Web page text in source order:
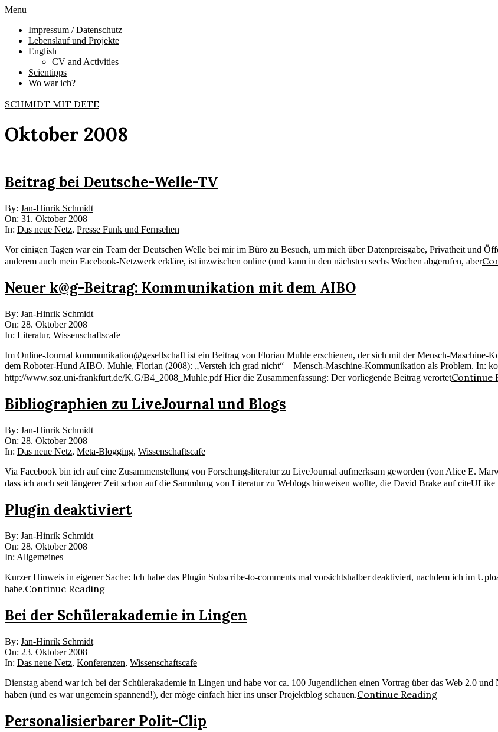
Skip
content
Primary
Menu
Menu
Impressum / Datenschutz
Lebenslauf und Projekte
English
CV and Activities
Scientipps
Wo war ich?
SCHMIDT MIT DETE
Oktober 2008
Beitrag bei Deutsche-Welle-TV
2008-
10-
31
By: Jan-Hinrik Schmidt
On: 31. Oktober 2008
In: Das neue Netz, Presse Funk und Fernsehen
Vor einigen Tagen war ein Team der Deutschen Welle bei mir im Büro zu Besuch, um mich über Datenpreisgabe, Privatheit und
anderem auch mein Facebook-Netzwerk erkläre, ist inzwischen online (und kann in den nächsten sechs Wochen abgerufen, aber
Neuer k@g-Beitrag: Kommunikation mit dem AIBO
2008-
10-
28
By: Jan-Hinrik Schmidt
On: 28. Oktober 2008
In: Literatur, Wissenschaftscafe
Im Online-Journal kommunikation@gesellschaft ist ein Beitrag von Florian Muhle erschienen, der sich mit der Mensch-Maschine-
dem Roboter-Hund AIBO. Muhle, Florian (2008): „Versteh ich grad nicht“ – Mensch-Maschine-Kommunikation als Problem. In:
http://www.soz.uni-frankfurt.de/K.G/B4_2008_Muhle.pdf Hier die Zusammenfassung: Der vorliegende Beitrag verortetContinue
Bibliographien zu LiveJournal und Blogs
2008-
10-
28
By: Jan-Hinrik Schmidt
On: 28. Oktober 2008
In: Das neue Netz, Meta-Blogging, Wissenschaftscafe
Via Facebook bin ich auf eine Zusammenstellung von Forschungsliteratur zu LiveJournal aufmerksam geworden (von Alice E.
dass ich auch seit längerer Zeit schon auf die Sammlung von Literatur zu Weblogs hinweisen wollte, die David Brake auf
Plugin deaktiviert
2008-
10-
28
By: Jan-Hinrik Schmidt
On: 28. Oktober 2008
In: Allgemeines
Kurzer Hinweis in eigener Sache: Ich habe das Plugin Subscribe-to-comments mal vorsichtshalber deaktiviert, nachdem ich im
habe.Continue Reading
Bei der Schülerakademie in Lingen
2008-
10-
23
By: Jan-Hinrik Schmidt
On: 23. Oktober 2008
In: Das neue Netz, Konferenzen, Wissenschaftscafe
Dienstag abend war ich bei der Schülerakademie in Lingen und habe vor ca. 100 Jugendlichen einen Vortrag über das Web 2.0
haben (und es war ungemein spannend!), der möge einfach hier ins unser Projektblog schauen.Continue Reading
Personalisierbarer Polit-Clip